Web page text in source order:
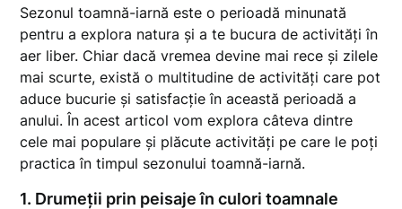
Sezonul toamnă-iarnă este o perioadă minunată
pentru a explora natura și a te bucura de activități în
aer liber. Chiar dacă vremea devine mai rece și zilele
mai scurte, există o multitudine de activități care pot
aduce bucurie și satisfacție în această perioadă a
anului. În acest articol vom explora câteva dintre
cele mai populare și plăcute activități pe care le poți
practica în timpul sezonului toamnă-iarnă.
1. Drumeții prin peisaje în culori toamnale